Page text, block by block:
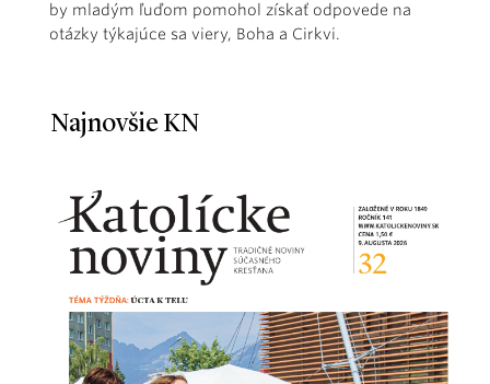
by mladým ľuďom pomohol získať odpovede na
otázky týkajúce sa viery, Boha a Cirkvi.
Najnovšie KN